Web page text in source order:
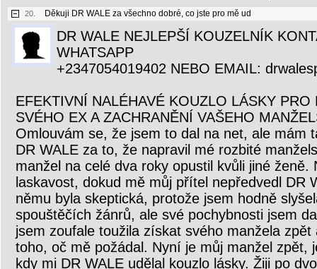
20. Děkuji DR WALE za všechno dobré, co jste pro mě ud
DR WALE NEJLEPŠÍ KOUZELNÍK
WHATSAPP
+2347054019402 NEBO EMAIL:
EFEKTIVNÍ NALÉHAVÉ KOUZLO LÁSKY PRO
SVÉHO EX A ZACHRANĚNÍ VAŠEHO
Omlouvám se, že jsem to dal na net, ale mám
DR WALE za to, že napravil mé rozbité
manžel na celé dva roky opustil kvůli jiné ženě.
laskavost, dokud mě můj přítel nepředvedl DR
němu byla skeptická, protože jsem hodně
spouštěčích žánrů, ale své pochybnosti jsem
jsem zoufale toužila získat svého manžela zpět
toho, oč mě požádal. Nyní je můj manžel zpět,
kdy mi DR WALE udělal kouzlo lásky. Žiji po